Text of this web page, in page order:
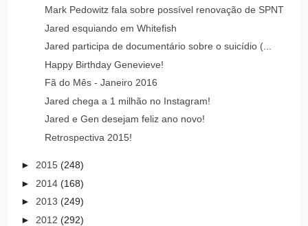
Mark Pedowitz fala sobre possível renovação de SPNT
Jared esquiando em Whitefish
Jared participa de documentário sobre o suicídio (...
Happy Birthday Genevieve!
Fã do Mês - Janeiro 2016
Jared chega a 1 milhão no Instagram!
Jared e Gen desejam feliz ano novo!
Retrospectiva 2015!
► 2015 (248)
► 2014 (168)
► 2013 (249)
► 2012 (292)